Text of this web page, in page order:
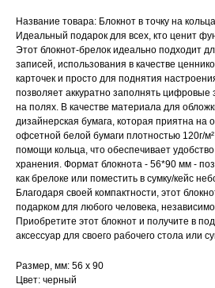
Название товара: Блокнот в точку на
Идеальный подарок для всех, кто ценит
Этот блокнот-брелок идеально подходит
записей, использования в качестве
карточек и просто для поднятия
позволяет аккуратно заполнять цифровые
на полях. В качестве материала для
дизайнерская бумага, которая приятна на
офсетной белой бумаги плотностью 120г/
помощи кольца, что обеспечивает
хранения. Формат блокнота - 56*90 мм -
как брелоке или поместить в сумку/кейс
Благодаря своей компактности, этот
подарком для любого человека,
Приобретите этот блокнот и получите в
аксессуар для своего рабочего стола или
Размер, мм: 56 х 90
Цвет: черный